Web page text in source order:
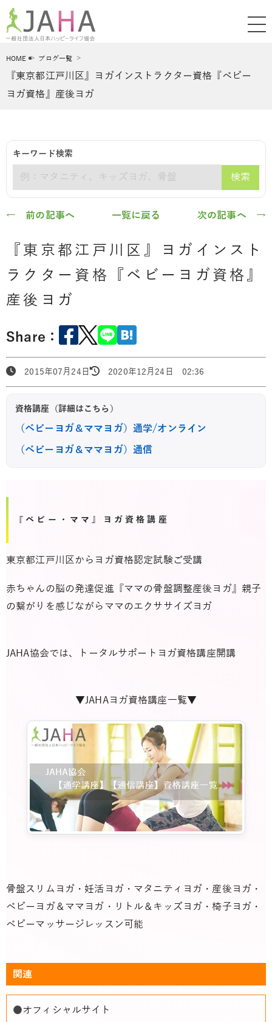
HOME ブログ一覧
『東京都江戸川区』ヨガインストラクター資格『ベビー
ヨガ資格』産後ヨガ
キーワード検索
検索
← 前の記事へ 一覧に戻る 次の記事へ →
『東京都江戸川区』ヨガインスト
ラクター資格『ベビーヨガ資格』
産後ヨガ
Share：
2015年07月24日 2020年12月24日 02:36
資格講座（詳細はこちら）
（ベビーヨガ＆ママヨガ）通学/オンライン
（ベビーヨガ＆ママヨガ）通信
『ベビー・ママ』ヨガ資格講座
東京都江戸川区からヨガ資格認定試験ご受講
赤ちゃんの脳の発達促進『ママの骨盤調整産後ヨガ』親子
の繋がりを感じながらママのエクササイズヨガ
JAHA協会では、トータルサポートヨガ資格講座開講
▼JAHAヨガ資格講座一覧▼
骨盤スリムヨガ・妊活ヨガ・マタニティヨガ・産後ヨガ・
ベビーヨガ＆ママヨガ・リトル＆キッズヨガ・椅子ヨガ・
ベビーマッサージレッスン可能
関連
●オフィシャルサイト